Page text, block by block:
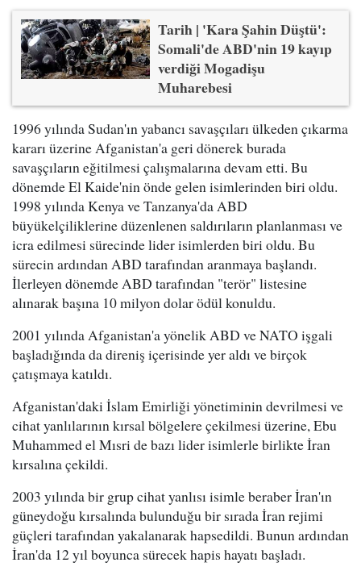
Tarih | 'Kara Şahin Düştü':
Somali'de ABD'nin 19 kayıp
verdiği Mogadişu
Muharebesi
1996 yılında Sudan'ın yabancı savaşçıları ülkeden çıkarma
kararı üzerine Afganistan'a geri dönerek burada
savaşçıların eğitilmesi çalışmalarına devam etti. Bu
dönemde El Kaide'nin önde gelen isimlerinden biri oldu.
1998 yılında Kenya ve Tanzanya'da ABD
büyükelçiliklerine düzenlenen saldırıların planlanması ve
icra edilmesi sürecinde lider isimlerden biri oldu. Bu
sürecin ardından ABD tarafından aranmaya başlandı.
İlerleyen dönemde ABD tarafından "terör" listesine
alınarak başına 10 milyon dolar ödül konuldu.
2001 yılında Afganistan'a yönelik ABD ve NATO işgali
başladığında da direniş içerisinde yer aldı ve birçok
çatışmaya katıldı.
Afganistan'daki İslam Emirliği yönetiminin devrilmesi ve
cihat yanlılarının kırsal bölgelere çekilmesi üzerine, Ebu
Muhammed el Mısri de bazı lider isimlerle birlikte İran
kırsalına çekildi.
2003 yılında bir grup cihat yanlısı isimle beraber İran'ın
güneydoğu kırsalında bulunduğu bir sırada İran rejimi
güçleri tarafından yakalanarak hapsedildi. Bunun ardından
İran'da 12 yıl boyunca sürecek hapis hayatı başladı.